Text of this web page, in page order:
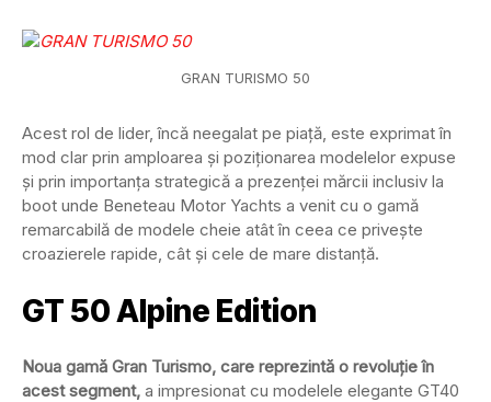
GRAN TURISMO 50
Acest rol de lider, încă neegalat pe piață, este exprimat în
mod clar prin amploarea și poziționarea modelelor expuse
și prin importanța strategică a prezenței mărcii inclusiv la
boot unde Beneteau Motor Yachts a venit cu o gamă
remarcabilă de modele cheie atât în ceea ce privește
croazierele rapide, cât și cele de mare distanță.
GT 50 Alpine Edition
Noua gamă Gran Turismo, care reprezintă o revoluție în
acest segment, a impresionat cu modelele elegante GT40